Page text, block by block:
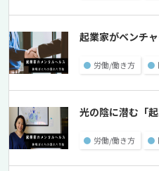
起業家がベンチ
● 労働/働き方 ●
光の陰に潜む「
● 労働/働き方 ●